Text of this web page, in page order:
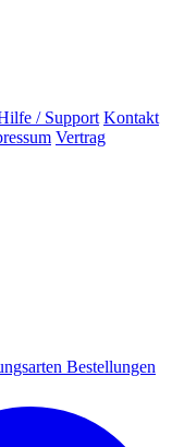
/ Support Kontakt
Vertrag
Bestellungen